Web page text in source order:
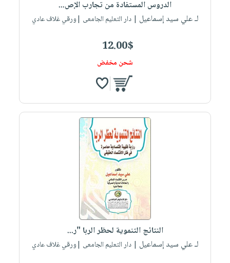
الدروس المستفادة من تجارب الإص...
لـ علي سيد إسماعيل | دار التعليم الجامعى |ورقي غلاف عادي
12.00$
شحن مخفض
النتائج التنموية لحظر الربا "ر...
لـ علي سيد إسماعيل | دار التعليم الجامعى |ورقي غلاف عادي